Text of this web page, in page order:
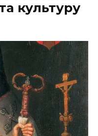
культуру